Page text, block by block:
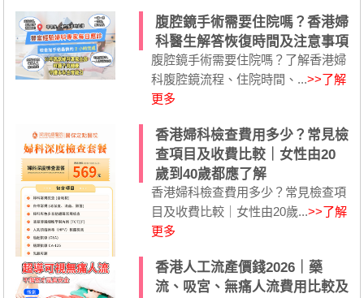
腹腔鏡手術需要住院嗎？香港婦
科醫生解答恢復時間及注意事項
腹腔鏡手術需要住院嗎？了解香港婦
科腹腔鏡流程、住院時間、...>>了解
更多
香港婦科檢查費用多少？常見檢
查項目及收費比較｜女性由20
歲到40歲都應了解
香港婦科檢查費用多少？常見檢查項
目及收費比較｜女性由20歲...>>了解
更多
香港人工流產價錢2026｜藥
流、吸宮、無痛人流費用比較及